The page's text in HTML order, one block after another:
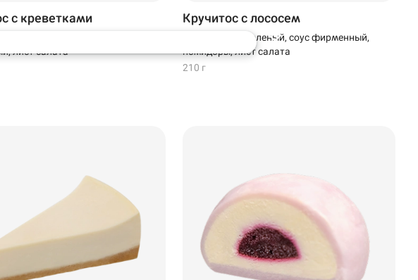
с креветками
лист салата
Кручитос с лососем
Лосось слабосоленый, соус фирменный,
помидоры, лист салата
210 г